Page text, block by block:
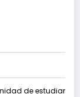
de estudiar